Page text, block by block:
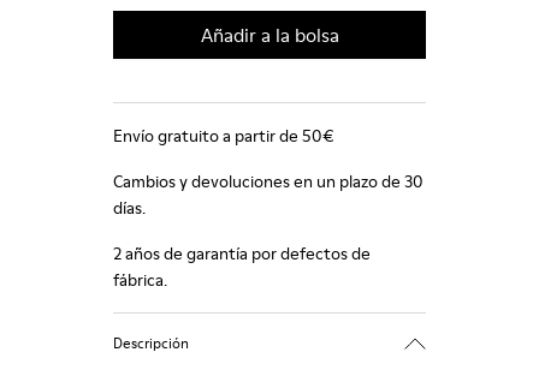
Añadir a la bolsa
Envío gratuito a partir de 50€
Cambios y devoluciones en un plazo de 30
días.
2 años de garantía por defectos de
fábrica.
Descripción